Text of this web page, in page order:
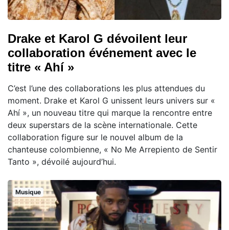
Drake et Karol G dévoilent leur
collaboration événement avec le
titre « Ahí »
C’est l’une des collaborations les plus attendues du
moment. Drake et Karol G unissent leurs univers sur «
Ahí », un nouveau titre qui marque la rencontre entre
deux superstars de la scène internationale. Cette
collaboration figure sur le nouvel album de la
chanteuse colombienne, « No Me Arrepiento de Sentir
Tanto », dévoilé aujourd’hui.
Musique